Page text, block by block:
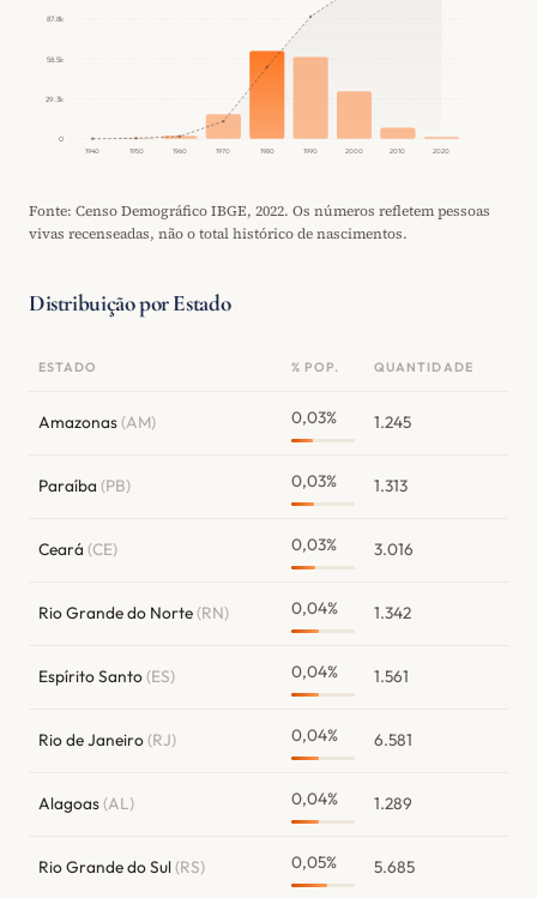
0
29.3k
58.5k
87.8k
1940 1950 1960 1970 1980 1990 2000 2010 2020
Fonte: Censo Demográfico IBGE, 2022. Os números refletem pessoas
vivas recenseadas, não o total histórico de nascimentos.
Distribuição por Estado
ESTADO % POP. QUANTIDADE
Amazonas(AM) 0,03% 1.245
Paraíba (PB) 0,03% 1.313
Ceará (CE) 0,03% 3.016
Rio Grande do Norte(RN) 0,04% 1.342
Espírito Santo(ES) 0,04% 1.561
Rio de Janeiro(RJ) 0,04% 6.581
Alagoas(AL) 0,04% 1.289
Rio Grande do Sul(RS) 0,05% 5.685